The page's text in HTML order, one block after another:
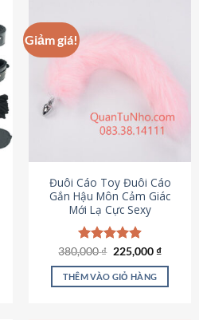
biến
thể.
chọn
chọn
trên
trang
sản
phẩm
Giảm giá!
Đuôi Cáo Toy Đuôi Cáo
Gắn Hậu Môn Cảm Giác
Mới Lạ Cực Sexy
Được xếp
hạng4.88
5 sao
380,000₫ Giá
là:
380,000 ₫.
225,000₫Giá
tại
THÊM VÀO GIỎ HÀNG